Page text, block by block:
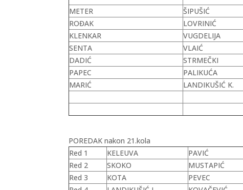
METER ŠIPUŠIĆ
ROĐAK
LOVRINIĆ
KLENKAR
VUGDELIJA
SENTA
VLAIĆ
DADIĆ
STRMEČKI
PAPEC
PALIKUĆA
MARIĆ
LANDIKUŠIĆ K.
POREDAK nakon 21.kola
Red 1
KELEUVA PAVIĆ
Red 2
SKOKO MUSTAPIĆ
Red 3
KOTA PEVEC